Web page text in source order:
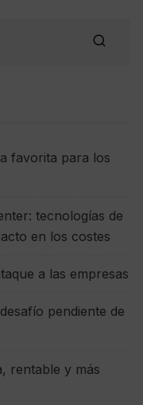
favorita para los
tecnologías de
en los costes
a las empresas
pendiente de
rentable y más